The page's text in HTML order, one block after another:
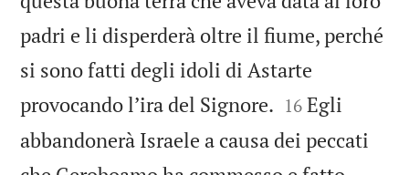
padri e li disperderà oltre il fiume, perché
si sono fatti degli idoli di Astarte
provocando l’ira del Signore. 

16 Egli
abbandonerà Israele a causa dei peccati